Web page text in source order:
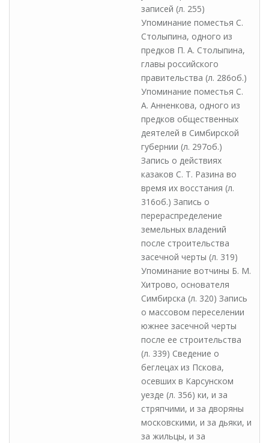
записей (л. 255)
Упоминание поместья С.
Столыпина, одного из
предков П. А. Столыпина,
главы российского
правительства (л. 286об.)
Упоминание поместья С.
А. Анненкова, одного из
предков общественных
деятелей в Симбирской
губернии (л. 297об.)
Запись о действиях
казаков С. Т. Разина во
время их восстания (л.
316об.) Запись о
перераспределение
земельных владений
после строительства
засечной черты (л. 319)
Упоминание вотчины Б. М.
Хитрово, основателя
Симбирска (л. 320) Запись
о массовом переселении
южнее засечной черты
после ее строительства
(л. 339) Сведение о
беглецах из Пскова,
осевших в Карсунском
уезде (л. 356) ки, и за
стряпчими, и за дворяны
московскими, и за дьяки, и
за жильцы, и за